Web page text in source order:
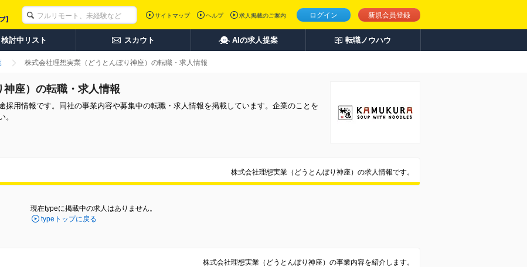
ログイン 新規会員登録
サイトマップ ヘルプ 求人掲載のご案内
検討中リスト スカウト AIの求人提案 転職ノウハウ
株式会社理想実業（どうとんぼり神座）の転職・求人情報
座）の転職・求人情報
採用情報です。同社の事業内容や募集中の転職・求人情報を掲載しています。企業のことを
。
株式会社理想実業（どうとんぼり神座）の求人情報です。
現在typeに掲載中の求人はありません。
typeトップに戻る
株式会社理想実業（どうとんぼり神座）の事業内容を紹介します。